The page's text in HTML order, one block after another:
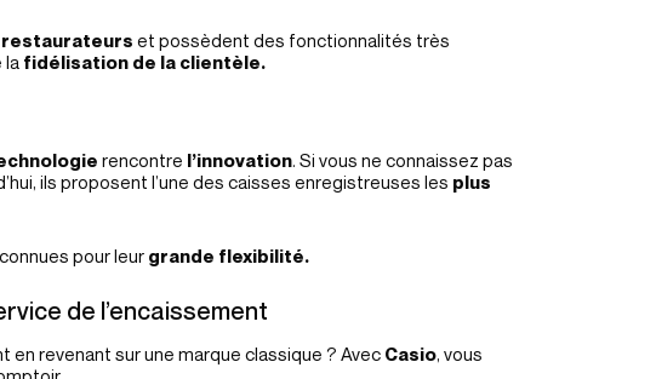
et possèdent des fonctionnalités très
la fidélisation de la clientèle.
rencontre l’innovation. Si vous ne connaissez pas
ils proposent l’une des caisses enregistreuses les plus
pour leur grande flexibilité.
de l’encaissement
revenant sur une marque classique ? Avec Casio, vous